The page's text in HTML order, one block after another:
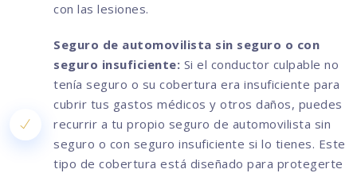
con las lesiones.
Seguro de automovilista sin seguro o con
seguro insuficiente: Si el conductor culpable no
tenía seguro o su cobertura era insuficiente para
cubrir tus gastos médicos y otros daños, puedes
recurrir a tu propio seguro de automovilista sin
seguro o con seguro insuficiente si lo tienes. Este
tipo de cobertura está diseñado para protegerte